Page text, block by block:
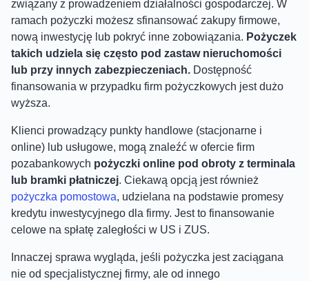
związany z prowadzeniem działalności gospodarczej. W
ramach pożyczki możesz sfinansować zakupy firmowe,
nową inwestycję lub pokryć inne zobowiązania. Pożyczek
takich udziela się często pod zastaw nieruchomości
lub przy innych zabezpieczeniach. Dostępność
finansowania w przypadku firm pożyczkowych jest dużo
wyższa.
Klienci prowadzący punkty handlowe (stacjonarne i
online) lub usługowe, mogą znaleźć w ofercie firm
pozabankowych pożyczki online pod obroty z terminala
lub bramki płatniczej. Ciekawą opcją jest również
pożyczka pomostowa, udzielana na podstawie promesy
kredytu inwestycyjnego dla firmy. Jest to finansowanie
celowe na spłatę zaległości w US i ZUS.
Innaczej sprawa wygląda, jeśli pożyczka jest zaciągana
nie od specjalistycznej firmy, ale od innego